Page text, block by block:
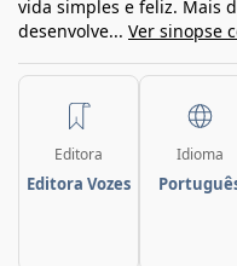
vida simples e feliz. Mais
desenvolve... Ver sinopse
Editora
Editora Vozes
Idioma